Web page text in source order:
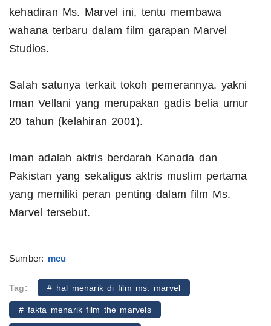
kehadiran Ms. Marvel ini, tentu membawa
wahana terbaru dalam film garapan Marvel
Studios.
Salah satunya terkait tokoh pemerannya, yakni
Iman Vellani yang merupakan gadis belia umur
20 tahun (kelahiran 2001).
Iman adalah aktris berdarah Kanada dan
Pakistan yang sekaligus aktris muslim pertama
yang memiliki peran penting dalam film Ms.
Marvel tersebut.
Sumber: mcu
Tag: # hal menarik di film ms. marvel
# fakta menarik film the marvels